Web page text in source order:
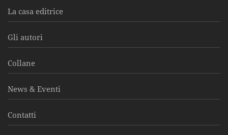
La casa editrice
Gli autori
Collane
News & Eventi
Contatti